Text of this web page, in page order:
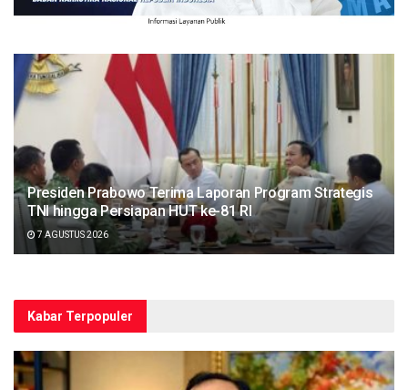
Presiden Prabowo Terima Laporan Program Strategis
TNI hingga Persiapan HUT ke-81 RI
7 AGUSTUS 2026
Kabar Terpopuler